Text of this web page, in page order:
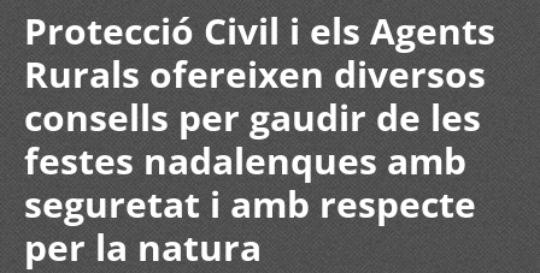
Protecció Civil i els Agents
Rurals ofereixen diversos
consells per gaudir de les
festes nadalenques amb
seguretat i amb respecte
per la natura